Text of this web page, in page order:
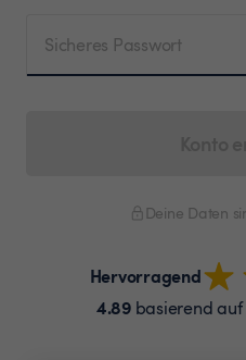
Sicheres Passwort
Deine Daten
Hervorragend
4.89basierend auf